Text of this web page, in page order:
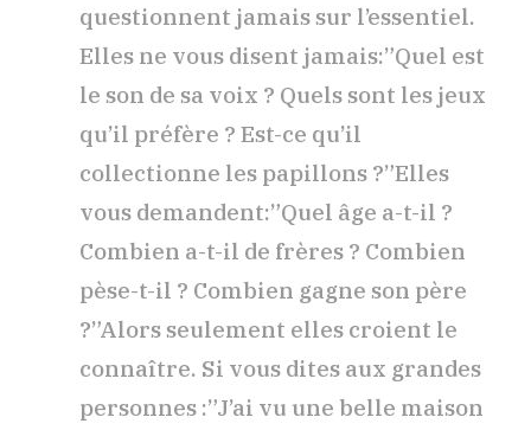
questionnent jamais sur l’essentiel.
Elles ne vous disent jamais:”Quel est
le son de sa voix ? Quels sont les jeux
qu’il préfère ? Est-ce qu’il
collectionne les papillons ?”Elles
vous demandent:”Quel âge a-t-il ?
Combien a-t-il de frères ? Combien
pèse-t-il ? Combien gagne son père
?”Alors seulement elles croient le
connaître. Si vous dites aux grandes
personnes :”J’ai vu une belle maison